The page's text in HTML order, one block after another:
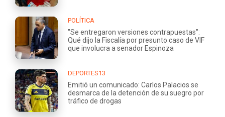
POLÍTICA
"Se entregaron versiones contrapuestas":
Qué dijo la Fiscalía por presunto caso de VIF
que involucra a senador Espinoza
DEPORTES13
Emitió un comunicado: Carlos Palacios se
desmarca de la detención de su suegro por
tráfico de drogas